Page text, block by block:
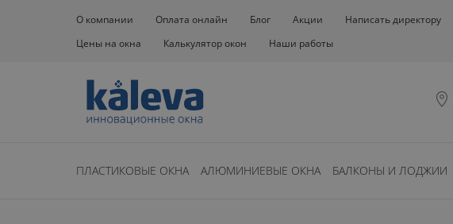
О компании Оплата онлайн Блог Акции Написать директору
Цены на окна
Калькулятор окон Наши работы
ПЛАСТИКОВЫЕ ОКНА АЛЮМИНИЕВЫЕ ОКНА БАЛКОНЫ И ЛОДЖИИ